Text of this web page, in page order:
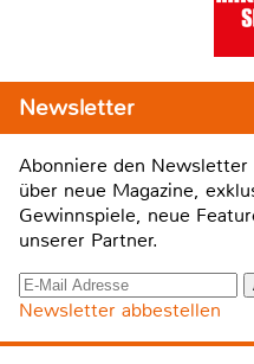
Newsletter
Abonniere den
über neue Magazine,
Gewinnspiele, neue
unserer Partner.
Newsletter abbestellen